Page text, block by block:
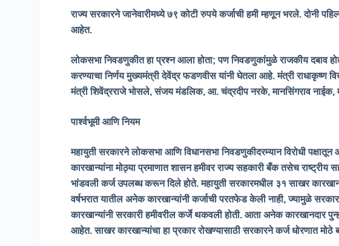
राज्य सरकारने जानेवारीमध्ये ७९ कोटी रुपये कर्जाची हमी म्हणून भरले. दोनी
आहेत.
लोकसभा निवडणुकीत हा प्रश्न आला होता; पण निवडणुकांमुळे राजकीय दबाव
करण्याचा निर्णय मुख्यमंत्री देवेंद्र फडणवीस यांनी घेतला आहे. मंत्री राधाकृष्ण
मंत्री शिवेंद्रराजे भोसले, संजय मंडलिक, आ. चंद्रदीप नरके, मानसिंगराव
पार्श्वभूमी आणि नियम
महायुती सरकारने लोकसभा आणि विधानसभा निवडणुकीदरम्यान विरोधी
कारखान्यांना मोठ्या प्रमाणात शासन हमीवर राज्य सहकारी बँक तसेच
भांडवली कर्ज उपलब्ध करून दिले होते. महायुती सरकारमधील ३१ साखर
वर्षभरात यातील अनेक कारखान्यांनी कर्जाची परतफेड केली नाही, ज्यामुळे
कारखान्यांनी सरकारी हमीवरील कर्जे थकवली होती. आता अनेक कारखानदार
आहेत. साखर कारखान्यांचा हा प्रकार रोखण्यासाठी सरकारने कर्ज धोरणात